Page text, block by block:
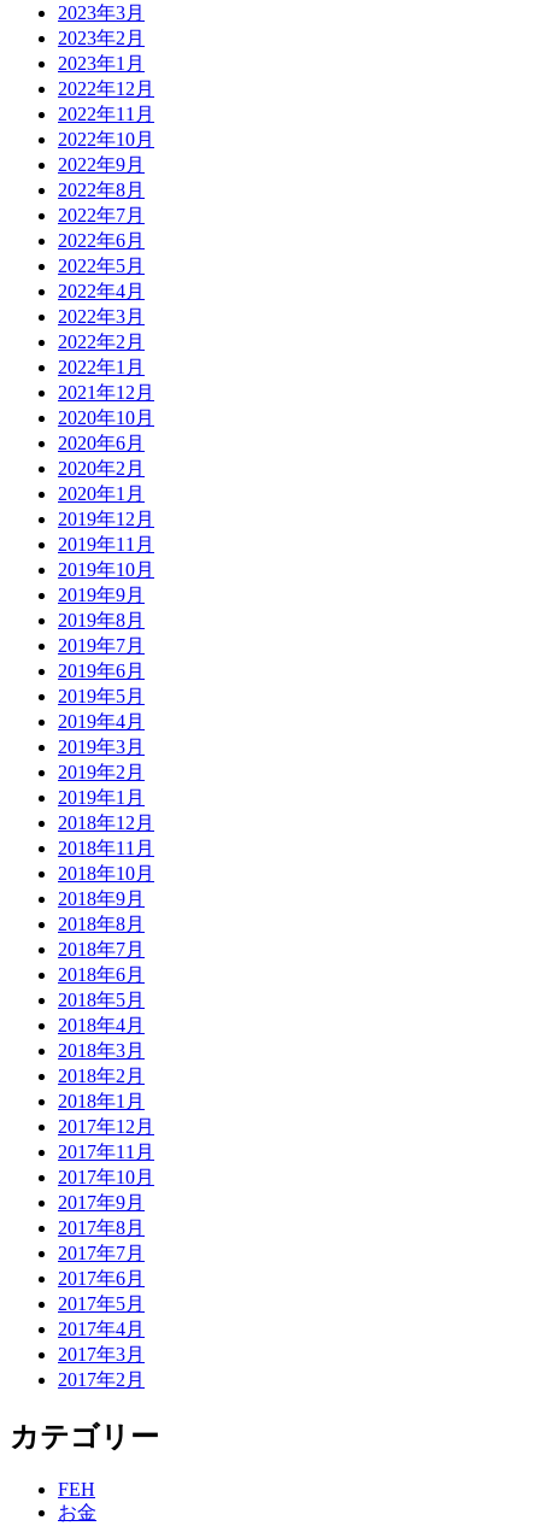
2023年3月
2023年2月
2023年1月
2022年12月
2022年11月
2022年10月
2022年9月
2022年8月
2022年7月
2022年6月
2022年5月
2022年4月
2022年3月
2022年2月
2022年1月
2021年12月
2020年10月
2020年6月
2020年2月
2020年1月
2019年12月
2019年11月
2019年10月
2019年9月
2019年8月
2019年7月
2019年6月
2019年5月
2019年4月
2019年3月
2019年2月
2019年1月
2018年12月
2018年11月
2018年10月
2018年9月
2018年8月
2018年7月
2018年6月
2018年5月
2018年4月
2018年3月
2018年2月
2018年1月
2017年12月
2017年11月
2017年10月
2017年9月
2017年8月
2017年7月
2017年6月
2017年5月
2017年4月
2017年3月
2017年2月
カテゴリー
FEH
お金